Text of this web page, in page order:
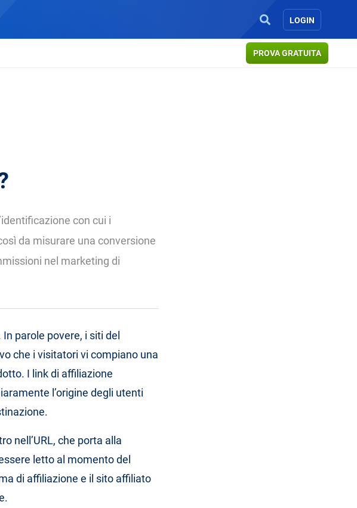
LOGIN
PROVA GRATUITA
con cui i
da misurare una conversione
nel marketing di
parole povere, i siti del
che i visitatori vi compiano una
I link di affiliazione
l’origine degli utenti
nell’URL, che porta alla
letto al momento del
di affiliazione e il sito affiliato